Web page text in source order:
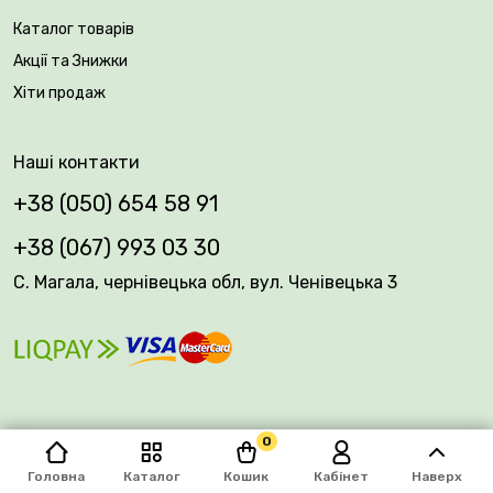
Головна Каталог Кошик
0
Кабінет Наверх
прополювання, 2-3 рази протягом сезону
підживлення добривом для квітучих. До ґрунтів
жоржини не вимогливі, чудово себе почувають у
ділянки які мають невеликий захист від сильних
вітрів.
Каталог товарів
Акції та Знижки
Хіти продаж
Наші контакти
+38 (050) 654 58 91
+38 (067) 993 03 30
С. Магала, чернівецька обл, вул. Ченівецька 3
© 2026 Plantsvovk.com.ua